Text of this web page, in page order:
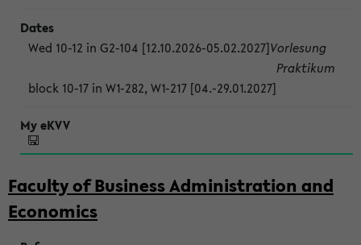
Wed 10-12 in G2-104 [12.10.2026-05.02.2027]Vorlesung
block 10-17 in W1-282, W1-217 [04.-29.01.2027]
Praktikum
Faculty of Business Administration and
Economics